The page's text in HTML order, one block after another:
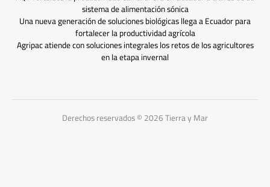
sistema de alimentación sónica
Una nueva generación de soluciones biológicas llega a Ecuador para
fortalecer la productividad agrícola
Agripac atiende con soluciones integrales los retos de los agricultores
en la etapa invernal
Derechos reservados © 2026 Tierra y Mar